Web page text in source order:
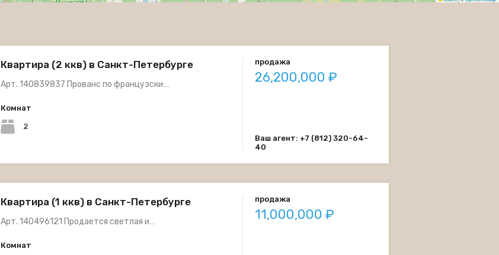
Квартира (2 ккв) в Санкт-Петербурге
Арт. 140839837 Прованс по французски:…
Комнат
2
продажа
26,200,000 ₽
Ваш агент: +7 (812) 320-64-
40
Квартира (1 ккв) в Санкт-Петербурге
Арт. 140496121 Продается светлая и…
Комнат
продажа
11,000,000 ₽